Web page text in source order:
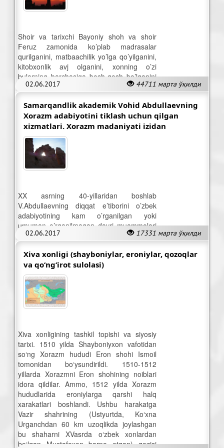
02.06.2017 44711 марта ўқилди
Shoir va tarixchi Bayoniy shoh va shoir
Feruz zamonida ko’plab madrasalar
qurilganini, matbaachilik yo’lga qo’yilganini,
kitobxonlik avj olganini, xonning o’zi
bularning barchasiga bosh-qosh bo’lganini
yozadi.
Samarqandlik akademik Vohid Abdullaevning
Xorazm adabiyotini tiklash uchun qilgan
xizmatlari. Xorazm madaniyati izidan
02.06.2017 17331 марта ўқилди
XX asrning 40-yillaridan boshlab
V.Abdullaevning diqqat e’tiborini o’zbek
adabiyotining kam o’rganilgan yoki
umuman o’rganilmagan davri muammolari
o’ziga tortdi.
Xiva xonligi (shayboniylar, eroniylar, qozoqlar
va qo‘ng‘irot sulolasi)
Xiva xonligining tashkil topishi va siyosiy
tarixi. 1510 yilda Shayboniyxon vafotidan
so‘ng Xorazm hududi Eron shohi Ismoil
tomonidan bo‘ysundirildi. 1510-1512
yillarda Xorazmni Eron shohining noiblari
idora qildilar. Ammo, 1512 yilda Xorazm
hududlarida eroniylarga qarshi halq
xarakatlari boshlandi. Ushbu harakatga
Vazir shahrining (Ustyurtda, Ko‘xna
Urganchdan 60 km uzoqlikda joylashgan
bu shaharni XVasrda o‘zbek xonlardan
bo‘lgan Mustafoxon barpo etgan) qozisi